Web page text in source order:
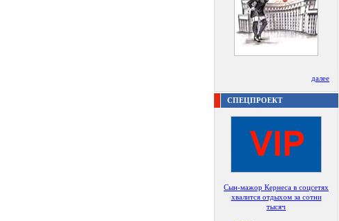
далее
СПЕЦПРОЕКТ
Сын-мажор Кернеса в соцсетях
хвалится отдыхом за сотни
тысяч